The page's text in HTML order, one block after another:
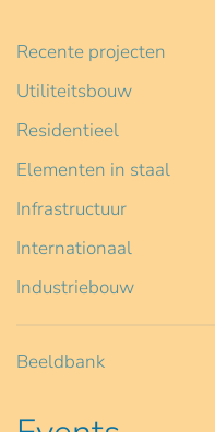
Recente projecten
Utiliteitsbouw
Residentieel
Elementen in staal
Infrastructuur
Internationaal
Industriebouw
Beeldbank